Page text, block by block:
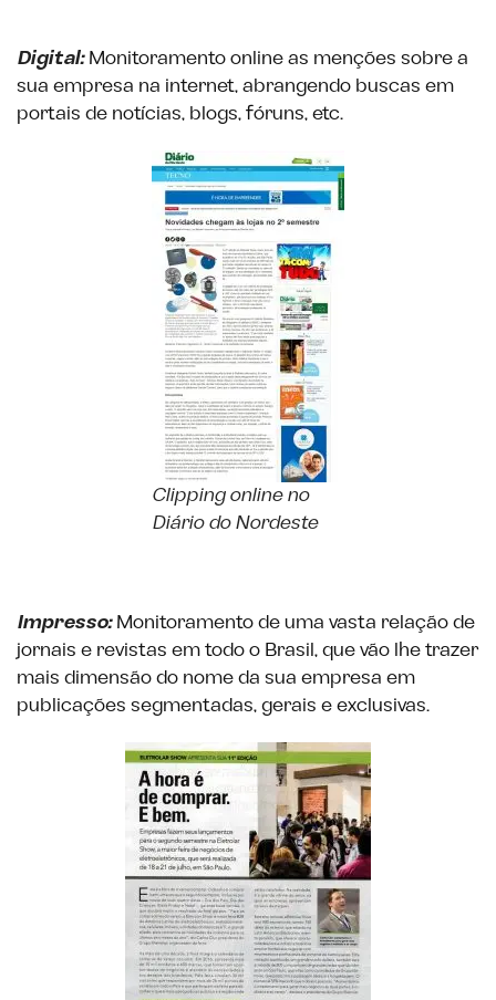
Digital:Monitoramento online as menções sobre a
sua empresa na internet, abrangendo buscas em
portais de notícias, blogs, fóruns, etc.
Clipping online no
Diário do Nordeste
Impresso:Monitoramento de uma vasta relação de
jornais e revistas em todo o Brasil, que vão lhe trazer
mais dimensão do nome da sua empresa em
publicações segmentadas, gerais e exclusivas.